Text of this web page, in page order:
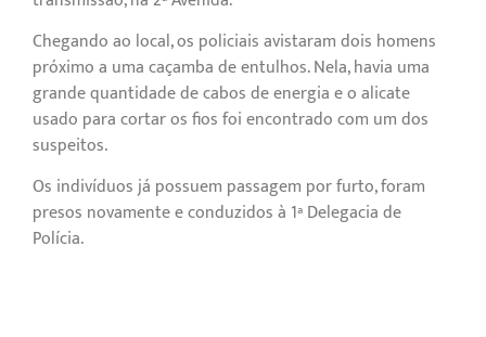
Chegando ao local, os policiais avistaram dois homens
próximo a uma caçamba de entulhos. Nela, havia uma
grande quantidade de cabos de energia e o alicate
usado para cortar os fios foi encontrado com um dos
suspeitos.
Os indivíduos já possuem passagem por furto, foram
presos novamente e conduzidos à 1ª Delegacia de
Polícia.